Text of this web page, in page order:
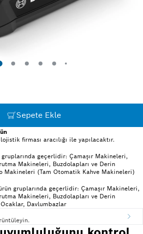
Sepete Ekle
firması aracılığı ile yapılacaktır.
geçerlidir: Çamaşır Makineleri,
Makineleri, Buzdolapları ve Derin
Makineleri (Tam Otomatik Kahve Makineleri)
gruplarında geçerlidir: Çamaşır Makineleri,
Makineleri, Buzdolapları ve Derin
Ocaklar, Davlumbazlar